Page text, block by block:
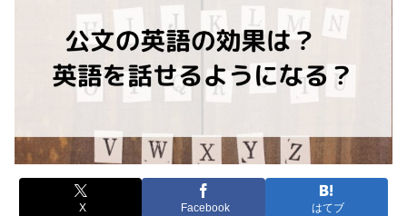
X Facebook はてブ